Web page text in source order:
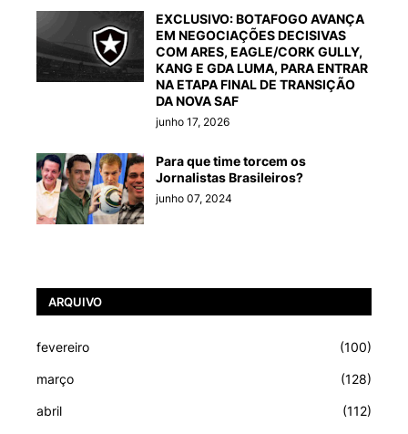
EXCLUSIVO: BOTAFOGO AVANÇA
EM NEGOCIAÇÕES DECISIVAS
COM ARES, EAGLE/CORK GULLY,
KANG E GDA LUMA, PARA ENTRAR
NA ETAPA FINAL DE TRANSIÇÃO
DA NOVA SAF
junho 17, 2026
Para que time torcem os
Jornalistas Brasileiros?
junho 07, 2024
ARQUIVO
fevereiro (100)
março (128)
abril (112)